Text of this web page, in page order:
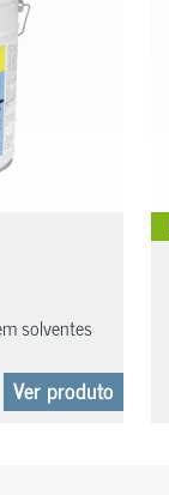
solventes
Ver produto